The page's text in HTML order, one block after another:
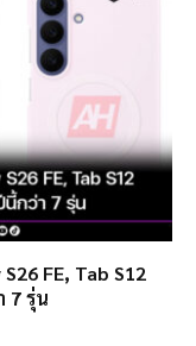
FE, Tab S12
7 รุ่น